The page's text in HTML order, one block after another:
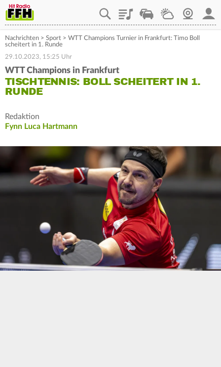
PlaylistStaupilotWetterWebcam
Nachrichten > Sport > WTT Champions Turnier in Frankfurt: Timo Boll
scheitert in 1. Runde
29.10.2023, 15:25 Uhr
WTT Champions in Frankfurt
TISCHTENNIS: BOLL SCHEITERT IN 1.
RUNDE
Redaktion
Fynn Luca Hartmann